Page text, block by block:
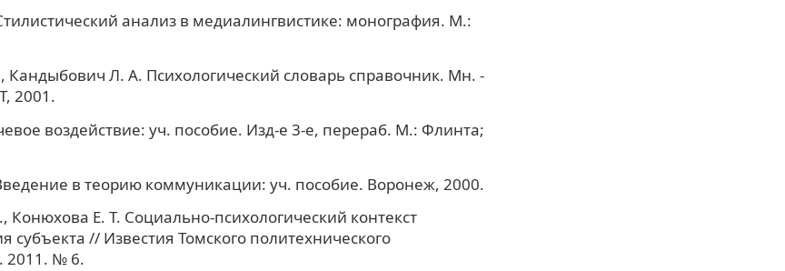
анализ в медиалингвистике: монография. М.:
Л. А. Психологический словарь справочник. Мн. -
2001.
воздействие: уч. пособие. Изд-е 3-е, перераб. М.: Флинта;
в теорию коммуникации: уч. пособие. Воронеж, 2000.
Конюхова Е. Т. Социально-психологический контекст
субъекта // Известия Томского политехнического
2011. № 6.